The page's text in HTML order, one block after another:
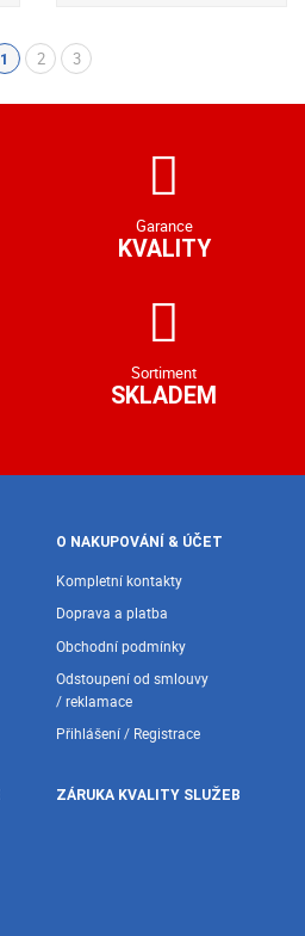
1(aktuální)
2 3
Garance
KVALITY
Sortiment
SKLADEM
O NAKUPOVÁNÍ & ÚČET
Kompletní kontakty
Doprava a platba
Obchodní podmínky
Odstoupení od smlouvy
/ reklamace
Přihlášení / Registrace
ZÁRUKA KVALITY SLUŽEB